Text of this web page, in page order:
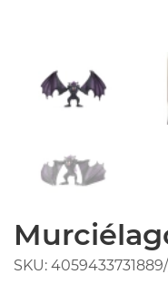
SKU: 4059433731889/